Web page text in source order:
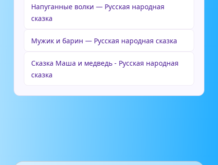
Напуганные волки — Русская народная
сказка
Мужик и барин — Русская народная сказка
Сказка Маша и медведь - Русская народная
сказка